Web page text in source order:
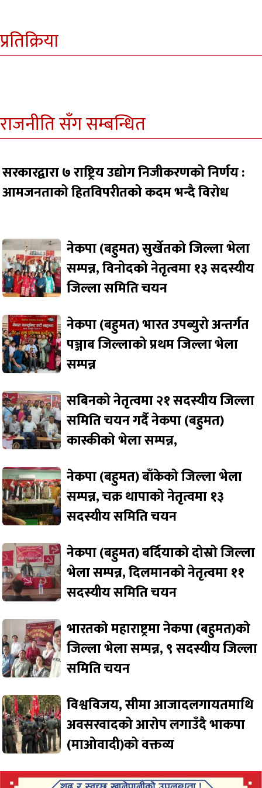
प्रतिक्रिया
राजनीति सँग सम्बन्धित
सरकारद्वारा ७ राष्ट्रिय उद्योग निजीकरणको निर्णय :
आमजनताको हितविपरीतको कदम भन्दै विरोध
नेकपा (बहुमत) सुर्खेतको जिल्ला भेला
सम्पन्न, विनोदको नेतृत्वमा १३ सदस्यीय
जिल्ला समिति चयन
नेकपा (बहुमत) भारत उपब्युरो अन्तर्गत
पञ्जाब जिल्लाको प्रथम जिल्ला भेला
सम्पन्न
सबिनको नेतृत्वमा २१ सदस्यीय जिल्ला
समिति चयन गर्दै नेकपा (बहुमत)
कास्कीको भेला सम्पन्न,
नेकपा (बहुमत) बाँकेको जिल्ला भेला
सम्पन्न, चक्र थापाको नेतृत्वमा १३
सदस्यीय समिति चयन
नेकपा (बहुमत) बर्दियाको दोस्रो जिल्ला
भेला सम्पन्न, दिलमानको नेतृत्वमा ११
सदस्यीय समिति चयन
भारतको महाराष्ट्रमा नेकपा (बहुमत)को
जिल्ला भेला सम्पन्न, ९ सदस्यीय जिल्ला
समिति चयन
विश्वविजय, सीमा आजादलगायतमाथि
अवसरवादको आरोप लगाउँदै भाकपा
(माओवादी)को वक्तव्य